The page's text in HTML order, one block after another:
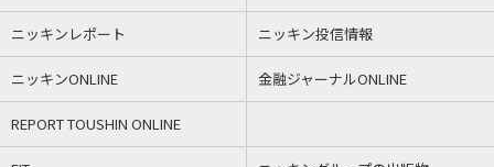
ニッキンレポート ニッキン投信情報
ニッキンONLINE 金融ジャーナルONLINE
REPORT TOUSHIN ONLINE